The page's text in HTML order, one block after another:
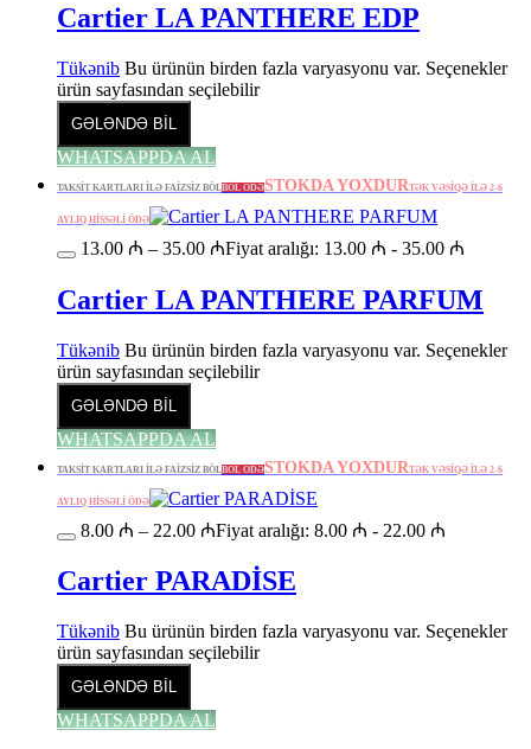
Cartier LA PANTHERE EDP
Tükənib Bu ürünün birden fazla varyasyonu var. Seçenekler
ürün sayfasından seçilebilir
GƏLƏNDƏ BİL
WHATSAPPDA AL
TAKSİT KARTLARI İLƏ FAİZSİZ BÖLBÖL ÖDƏSTOKDA YOXDURTƏK VƏSİQƏ İLƏ 2-6
AYLIQ HİSSƏLİ ÖDƏ
13.00 ₼ – 35.00 ₼Fiyat aralığı: 13.00 ₼ - 35.00 ₼
Cartier LA PANTHERE PARFUM
Tükənib Bu ürünün birden fazla varyasyonu var. Seçenekler
ürün sayfasından seçilebilir
GƏLƏNDƏ BİL
WHATSAPPDA AL
TAKSİT KARTLARI İLƏ FAİZSİZ BÖLBÖL ÖDƏSTOKDA YOXDURTƏK VƏSİQƏ İLƏ 2-6
AYLIQ HİSSƏLİ ÖDƏ
8.00 ₼ – 22.00 ₼Fiyat aralığı: 8.00 ₼ - 22.00 ₼
Cartier PARADİSE
Tükənib Bu ürünün birden fazla varyasyonu var. Seçenekler
ürün sayfasından seçilebilir
GƏLƏNDƏ BİL
WHATSAPPDA AL